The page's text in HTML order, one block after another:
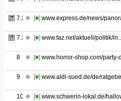
7.2 [■] www.express.de/news/
7.3 [■] www.faz.net/aktuell/politik/
8 [■] www.horror-shop.com/
9 [■] www.aldi-sued.de/de/
10 [■] www.schwerin-lokal.de/